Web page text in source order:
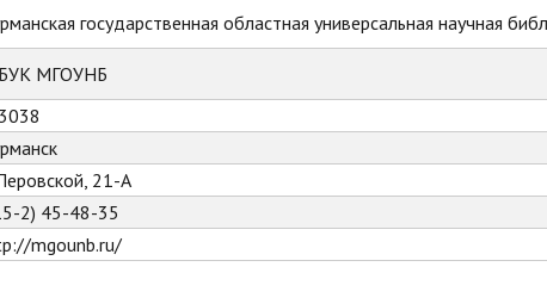
государственная областная универсальная научная
МГОУНБ
21-А
2) 45-48-35
mgounb.ru/